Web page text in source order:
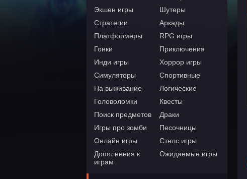
Экшен игры
Шутеры
Стратегии
Аркады
Платформеры
RPG игры
Гонки
Приключения
Инди игры
Хоррор игры
Симуляторы
Спортивные
На выживание
Логические
Головоломки
Квесты
Поиск предметов
Драки
Игры про зомби
Песочницы
Онлайн игры
Стелс игры
Дополнения к
играм
Ожидаемые игры